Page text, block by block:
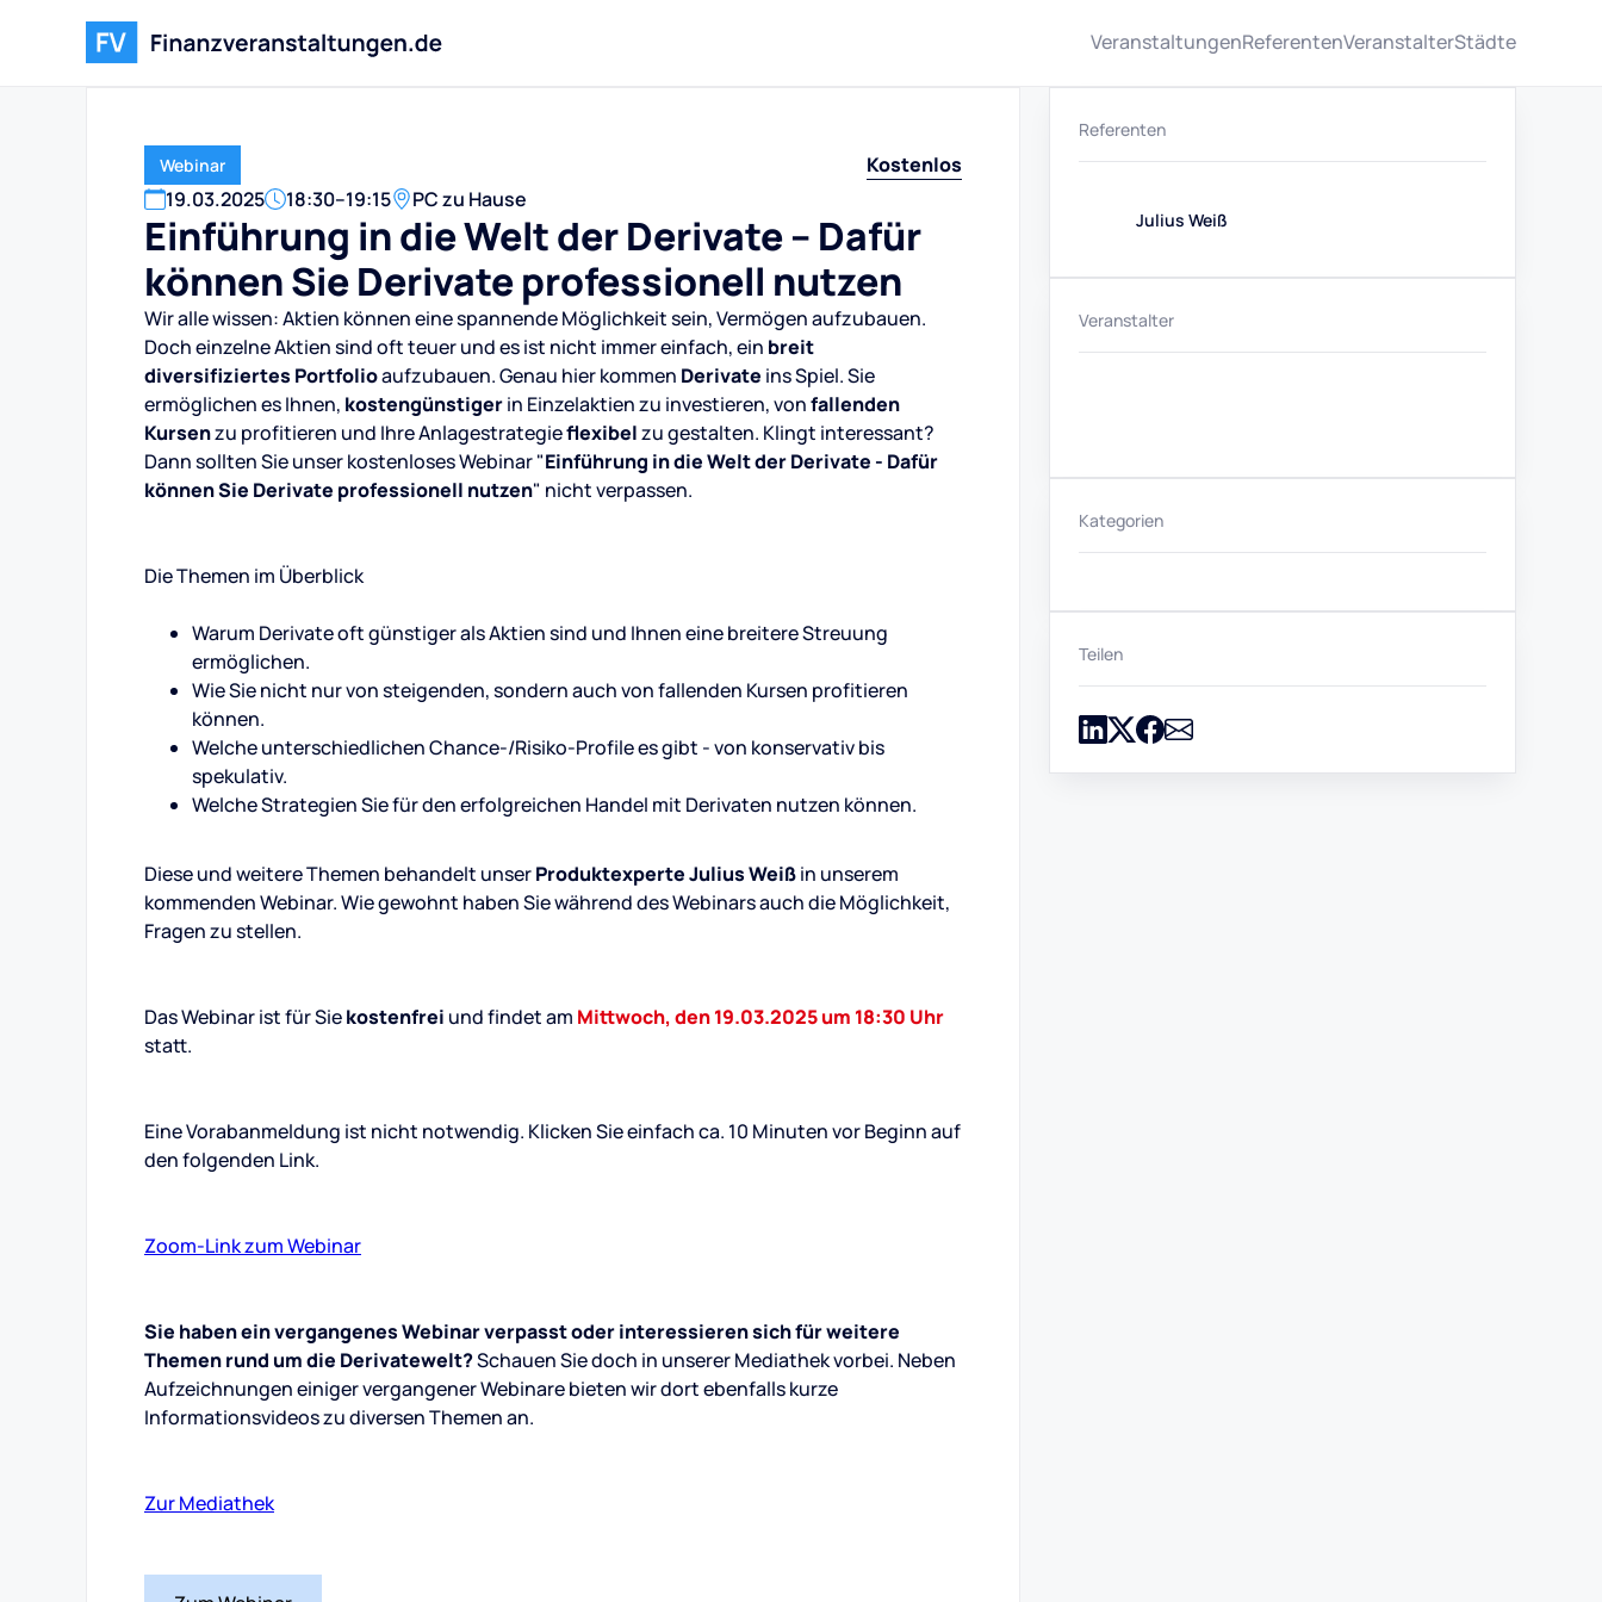
VeranstaltungenReferentenVeranstalterStädte
Webinar
Kostenlos
19.03.2025 18:30–19:15 PC zu Hause
Einführung in die Welt der Derivate – Dafür
können Sie Derivate professionell nutzen
Wir alle wissen: Aktien können eine spannende Möglichkeit sein, Vermögen aufzubauen.
Doch einzelne Aktien sind oft teuer und es ist nicht immer einfach, ein breit
diversifiziertes Portfolioaufzubauen. Genau hier kommen Derivate ins Spiel. Sie
ermöglichen es Ihnen, kostengünstigerin Einzelaktien zu investieren, vonfallenden
Kursenzu profitieren und Ihre Anlagestrategieflexibelzu gestalten. Klingt interessant?
Dann sollten Sie unser kostenloses Webinar "Einführung in die Welt der Derivate - Dafür
können Sie Derivate professionell nutzen" nicht verpassen.
Die Themen im Überblick
Warum Derivate oft günstiger als Aktien sind und Ihnen eine breitere Streuung
ermöglichen.
Wie Sie nicht nur von steigenden, sondern auch von fallenden Kursen profitieren
können.
Welche unterschiedlichen Chance-/Risiko-Profile es gibt - von konservativ bis
spekulativ.
Welche Strategien Sie für den erfolgreichen Handel mit Derivaten nutzen können.
Diese und weitere Themen behandelt unserProduktexperte Julius Weißin unserem
kommenden Webinar. Wie gewohnt haben Sie während des Webinars auch die Möglichkeit,
Fragen zu stellen.
Das Webinar ist für Siekostenfrei und findet am Mittwoch, den 19.03.2025 um 18:30 Uhr
statt.
Eine Vorabanmeldung ist nicht notwendig. Klicken Sie einfach ca. 10 Minuten vor Beginn auf
den folgenden Link.
Zoom-Link zum Webinar
Sie haben ein vergangenes Webinar verpasst oder interessieren sich für weitere
Themen rund um die Derivatewelt?Schauen Sie doch in unserer Mediathek vorbei. Neben
Aufzeichnungen einiger vergangener Webinare bieten wir dort ebenfalls kurze
Informationsvideos zu diversen Themen an.
Zur Mediathek
Referenten
Julius Weiß
Veranstalter
Kategorien
Teilen